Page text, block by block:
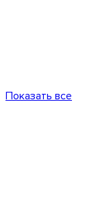
Показать все